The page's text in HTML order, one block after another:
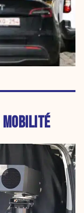
MOBILITÉ